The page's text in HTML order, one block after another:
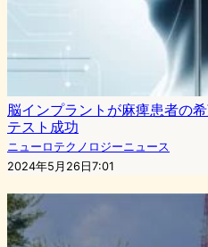
脳インプラントが麻痺患者の
テスト成功
ニューロテクノロジーニュース
2024年5月26日7:01